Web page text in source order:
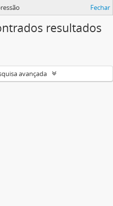
Fechar
resultados
avançada